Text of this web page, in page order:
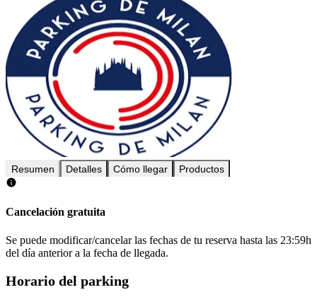
Resumen Detalles Cómo llegar Productos
Cancelación gratuita
Se puede modificar/cancelar las fechas de tu reserva hasta las 23:59h
del día anterior a la fecha de llegada.
Horario del parking